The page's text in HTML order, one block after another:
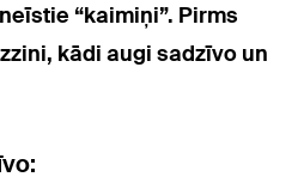
“kaimiņi”. Pirms
kādi augi sadzīvo un